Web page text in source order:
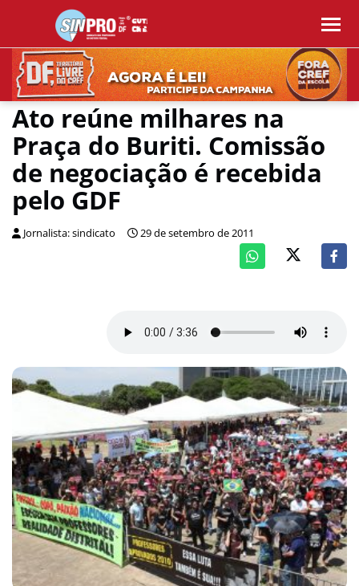
Ato reúne milhares na
Praça do Buriti. Comissão
de negociação é recebida
pelo GDF
Jornalista: sindicato 29 de setembro de 2011